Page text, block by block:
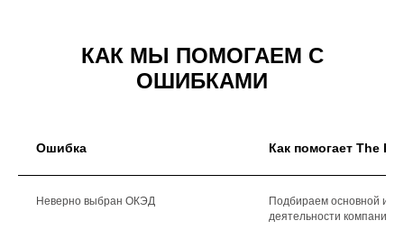
КАК МЫ ПОМОГАЕМ С
ОШИБКАМИ
Ошибка Как помогает The
Неверно выбран ОКЭД
Подбираем основной и
деятельности компании.